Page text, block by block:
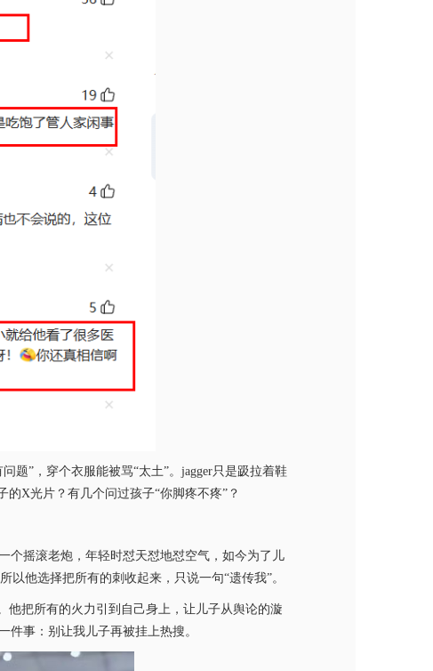
题”，穿个衣服能被骂“太土”。jagger只是趿拉着鞋
X光片？有几个问过孩子“你脚疼不疼”？
个摇滚老炮，年轻时怼天怼地怼空气，如今为了儿
他选择把所有的刺收起来，只说一句“遗传我”。
把所有的火力引到自己身上，让儿子从舆论的漩
事：别让我儿子再被挂上热搜。